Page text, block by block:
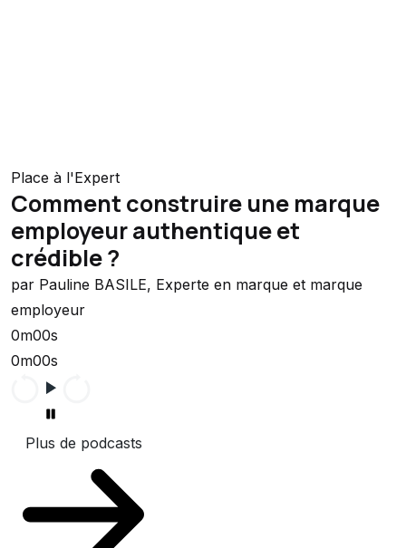
Place à l'Expert
Comment construire une marque
employeur authentique et
crédible ?
par Pauline BASILE, Experte en marque et marque
employeur
0m00s
0m00s
Plus de podcasts